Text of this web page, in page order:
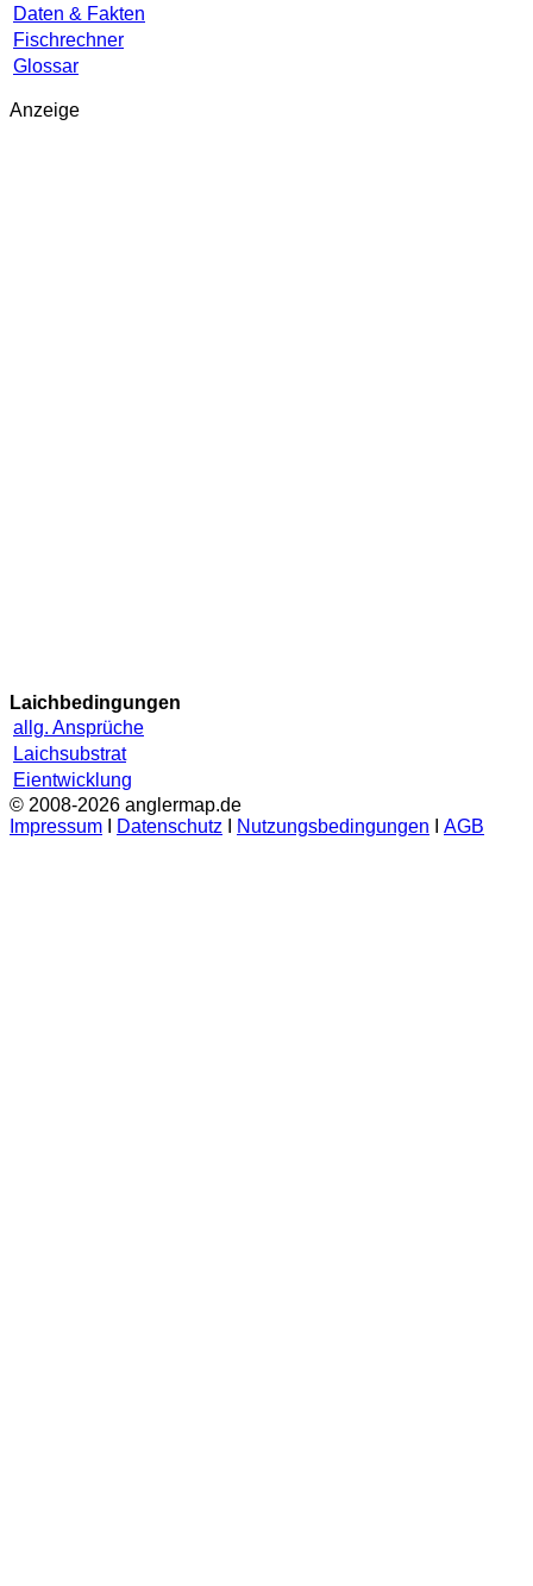
Daten & Fakten
Fischrechner
Glossar
Anzeige
Laichbedingungen
allg. Ansprüche
Laichsubstrat
Eientwicklung
© 2008-2026 anglermap.de
Impressum
Datenschutz Nutzungsbedingungen AGB